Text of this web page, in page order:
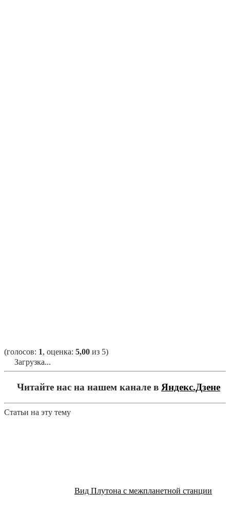
(голосов: 1, оценка: 5,00 из 5)
Загрузка...
Читайте нас на нашем канале в Яндекс.Дзене
Статьи на эту тему
Вид Плутона с межпланетной станции